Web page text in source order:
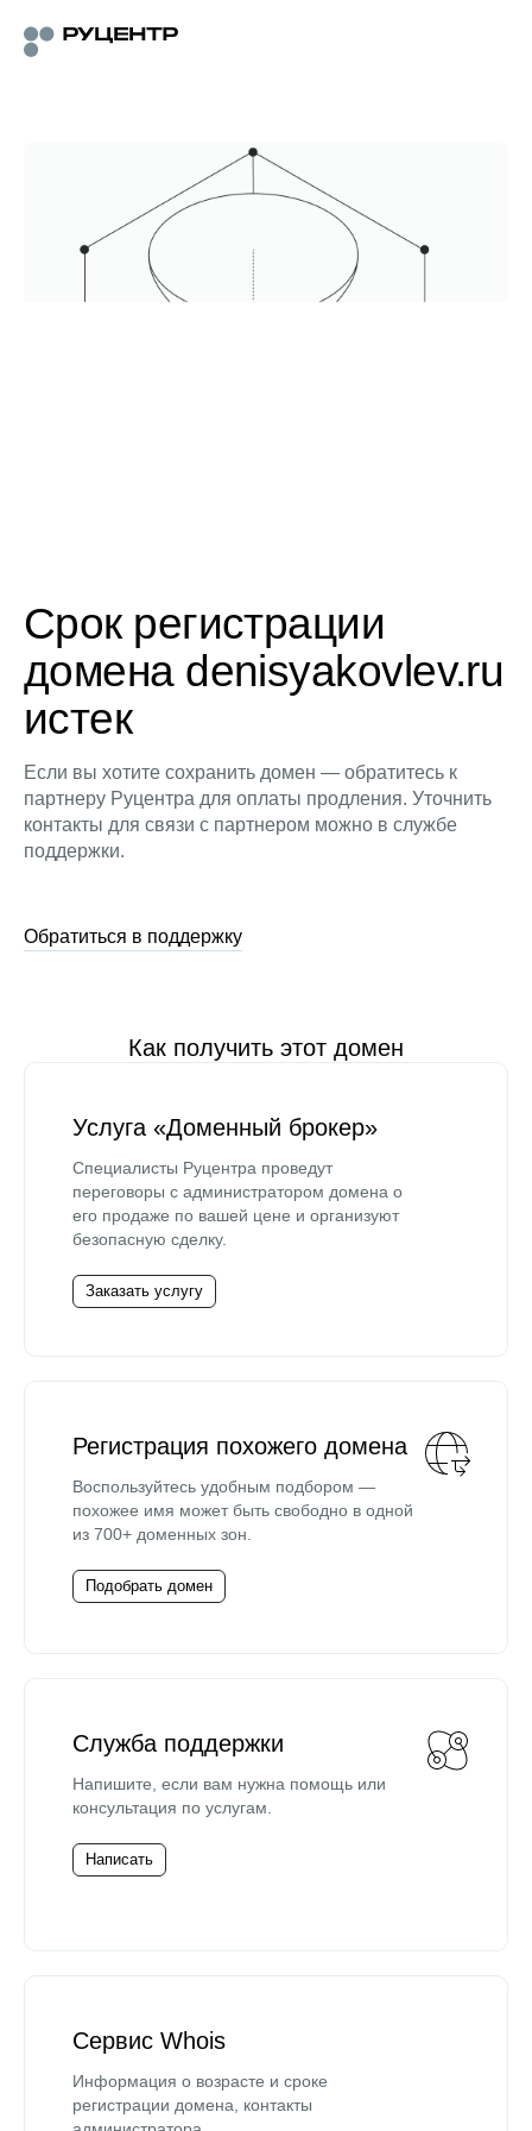
Срок регистрации
домена denisyakovlev.ru
истек
Если вы хотите сохранить домен — обратитесь к
партнеру Руцентра для оплаты продления. Уточнить
контакты для связи с партнером можно в службе
поддержки.
Обратиться в поддержку
Как получить этот домен
Услуга «Доменный брокер»
Специалисты Руцентра проведут
переговоры с администратором домена о
его продаже по вашей цене и организуют
безопасную сделку.
Заказать услугу
Регистрация похожего домена
Воспользуйтесь удобным подбором —
похожее имя может быть свободно в одной
из 700+ доменных зон.
Подобрать домен
Служба поддержки
Напишите, если вам нужна помощь или
консультация по услугам.
Написать
Сервис Whois
Информация о возрасте и сроке
регистрации домена, контакты